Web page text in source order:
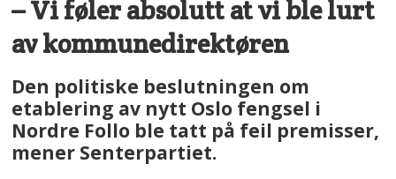
– Vi føler absolutt at vi ble lurt
av kommunedirektøren
Den politiske beslutningen om
etablering av nytt Oslo fengsel i
Nordre Follo ble tatt på feil premisser,
mener Senterpartiet.